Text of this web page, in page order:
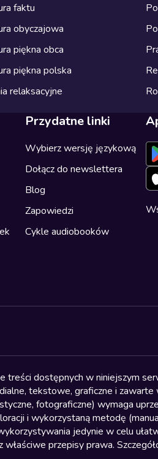
faktu
obyczajowa
piękna obca
piękna polska
relaksacyjne
Przydatne linki
Wybierz wersję językową
Dołącz do newslettera
Blog
Zapowiedzi
Cykle audiobooków
dostępnych w niniejszym
tekstowe, graficzne i
fotograficzne) wymaga
i wykorzystaną metodę
jedynie w celu
przepisy prawa.